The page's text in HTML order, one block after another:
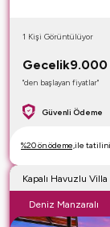
Güvenli Ödeme
Gecelik9.000
"den başlayan fiyatlar"
1 Kişi Görüntülüyor
%20 ön ödeme,ile
Kapalı Havuzlu Villa
Deniz Manzaralı